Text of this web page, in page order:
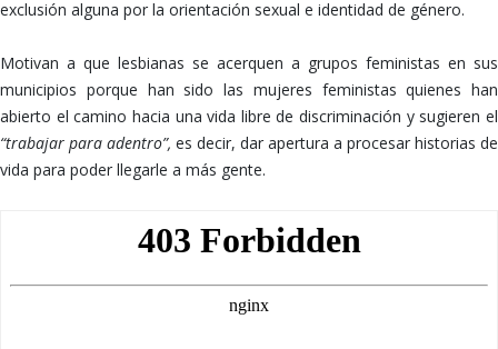
exclusión alguna por la orientación sexual e identidad de género.
Motivan a que lesbianas se acerquen a grupos feministas en sus
municipios porque han sido las mujeres feministas quienes han
abierto el camino hacia una vida libre de discriminación y sugieren el
“trabajar para adentro”, es decir, dar apertura a procesar historias de
vida para poder llegarle a más gente.